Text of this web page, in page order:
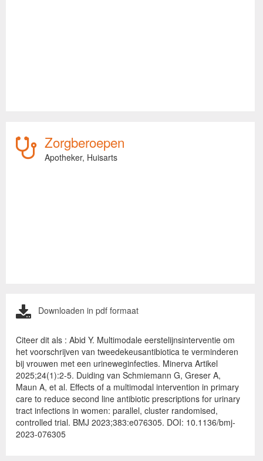
Zorgberoepen
Apotheker, Huisarts
Downloaden in pdf formaat
Citeer dit als : Abid Y. Multimodale eerstelijnsinterventie om
het voorschrijven van tweedekeusantibiotica te verminderen
bij vrouwen met een urineweginfecties. Minerva Artikel
2025;24(1):2-5. Duiding van Schmiemann G, Greser A,
Maun A, et al. Effects of a multimodal intervention in primary
care to reduce second line antibiotic prescriptions for urinary
tract infections in women: parallel, cluster randomised,
controlled trial. BMJ 2023;383:e076305. DOI: 10.1136/bmj-
2023-076305